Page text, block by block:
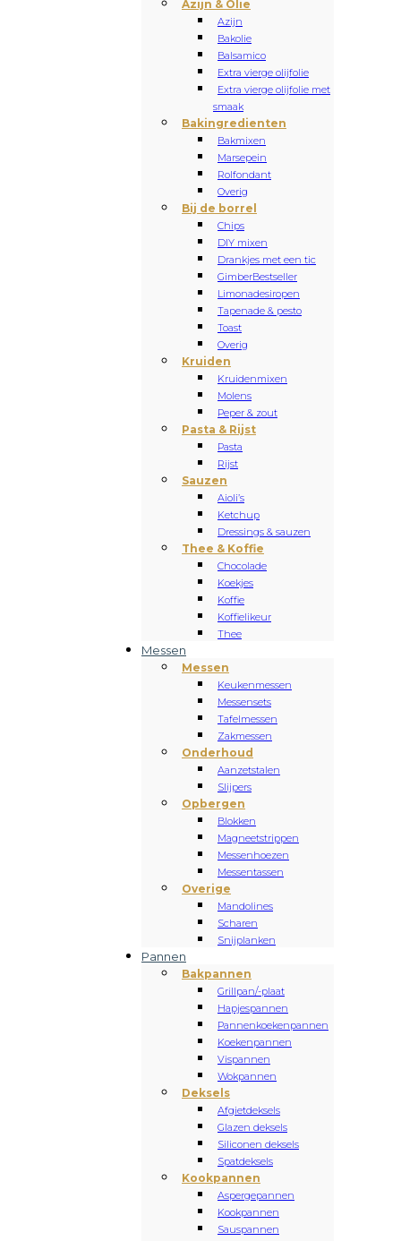
Azijn & Olie
Azijn
Bakolie
Balsamico
Extra vierge olijfolie
Extra vierge olijfolie met
smaak
Bakingredienten
Bakmixen
Marsepein
Rolfondant
Overig
Bij de borrel
Chips
DIY mixen
Drankjes met een tic
GimberBestseller
Limonadesiropen
Tapenade & pesto
Toast
Overig
Kruiden
Kruidenmixen
Molens
Peper & zout
Pasta & Rijst
Pasta
Rijst
Sauzen
Aioli’s
Ketchup
Dressings & sauzen
Thee & Koffie
Chocolade
Koekjes
Koffie
Koffielikeur
Thee
Messen
Messen
Keukenmessen
Messensets
Tafelmessen
Zakmessen
Onderhoud
Aanzetstalen
Slijpers
Opbergen
Blokken
Magneetstrippen
Messenhoezen
Messentassen
Overige
Mandolines
Scharen
Snijplanken
Pannen
Bakpannen
Grillpan/-plaat
Hapjespannen
Pannenkoekenpannen
Koekenpannen
Vispannen
Wokpannen
Deksels
Afgietdeksels
Glazen deksels
Siliconen deksels
Spatdeksels
Kookpannen
Aspergepannen
Kookpannen
Sauspannen